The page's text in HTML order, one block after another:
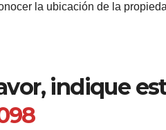
la ubicación de la
indique